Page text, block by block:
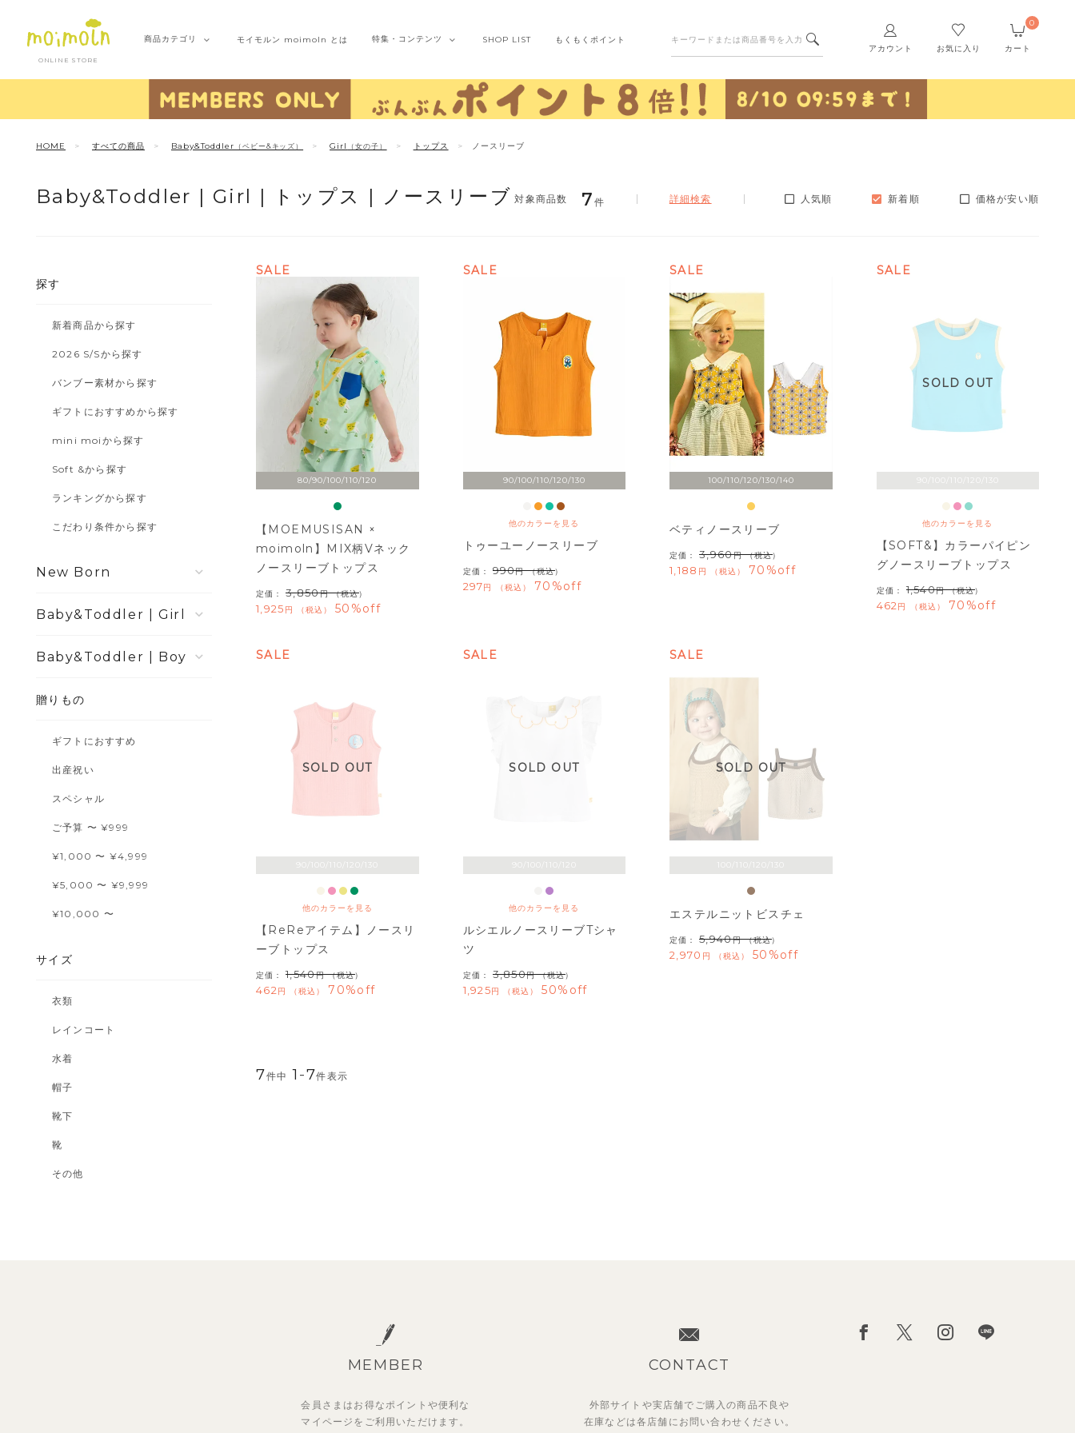
ONLINE STORE
アカウント お気に入り カート
0
商品カテゴリ モイモルン moimoln とは 特集・ コンテンツ SHOP LIST もくもくポイント
HOME すべての商品 Baby&Toddler （ベビー&キッズ） Girl （女の子） トップス ノースリーブ
人気順 新着順 価格が安い順
7 件 詳細検索
Baby&Toddler | Girl | トップス | ノースリーブ
探す
新着商品から探す
2026 S/Sから探す
バンブー素材から探す
ギフトにおすすめから探す
mini moiから探す
Soft &から探す
ランキングから探す
こだわり条件から探す
New Born
Girl
Boy
贈りもの
ギフトにおすすめ
出産祝い
スペシャル
ご予算 〜 ¥999
¥1,000 〜 ¥4,999
¥5,000 〜 ¥9,999
¥10,000 〜
サイズ
衣類
レインコート
水着
帽子
靴下
靴
その他
80/90/100/110/120
SALE
【MOEMUSISAN ×
moimoln】MIX柄Vネック
ノースリーブトップス
定価： 3,850 （税込）
1,925 税込 50%off
90/100/110/120/130
他のカラーを見る
SALE
トゥーユーノースリーブ
定価： 990 （税込）
297 税込 70%off
100/110/120/130/140
SALE
ベティノースリーブ
定価： 3,960 （税込）
1,188 税込 70%off
90/100/110/120/130
他のカラーを見る
SOLD OUT
SALE
【SOFT&】カラーパイピン
グノースリーブトップス
定価： 1,540 （税込）
462 税込 70%off
90/100/110/120/130
他のカラーを見る
SOLD OUT
SALE
【ReReアイテム】ノースリ
ーブトップス
定価： 1,540 （税込）
462 税込 70%off
90/100/110/120
他のカラーを見る
SOLD OUT
SALE
ルシエルノースリーブTシャ
ツ
定価： 3,850 （税込）
1,925 税込 50%off
100/110/120/130
SOLD OUT
SALE
エステルニットビスチェ
定価： 5,940 （税込）
2,970 税込 50%off
7件中 1 -7件表示
MEMBER
会員さまはお得なポイントや便利な
マイページを ご利用いただけます。
CONTACT
外部サイトや実店舗でご購入の商品不良や
在庫などは各店舗に お問い合わせください。